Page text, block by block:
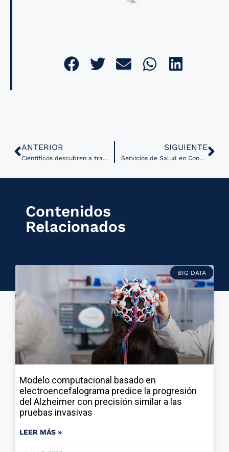
ANTERIOR
Científicos descubren a través de inteligencia Artificial cómo las proteínas adquieren su forma tridimensional
SIGUIENTE
Servicios de Salud en Concepción Chile, amplían la oferta de servicios de Salud Digital
Contenidos
Relacionados
BIG DATA
Modelo computacional basado en
electroencefalograma predice la progresión
del Alzheimer con precisión similar a las
pruebas invasivas
LEER MÁS »